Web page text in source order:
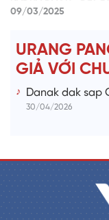
09/03/2025
URANG
GIẢ VỚI
Danak dak sap
30/04/2026